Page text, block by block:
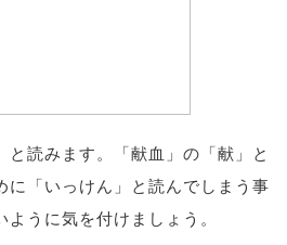
と読みます。「献血」の「献」と
に「いっけん」と読んでしまう事
うに気を付けましょう。